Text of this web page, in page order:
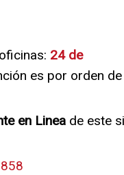
24 de
es por orden de
en Lineade este